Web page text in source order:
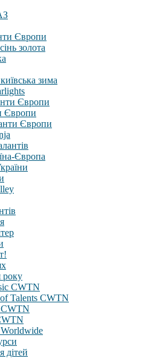
Європи
золота
зима
Європи
Європи
Європи
Європа
року
CWTN
Talents CWTN
дітей